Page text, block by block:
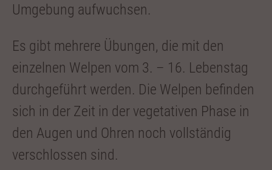
Umgebung aufwuchsen.
Es gibt mehrere Übungen, die mit den
einzelnen Welpen vom 3. – 16. Lebenstag
durchgeführt werden. Die Welpen befinden
sich in der Zeit in der vegetativen Phase in
den Augen und Ohren noch vollständig
verschlossen sind.